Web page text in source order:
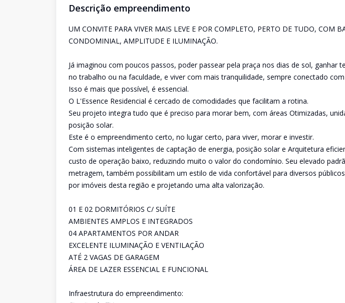
Descrição empreendimento
UM CONVITE PARA VIVER MAIS LEVE E POR COMPLETO, PERTO DE TUDO, COM
CONDOMINIAL, AMPLITUDE E ILUMINAÇÃO.
Já imaginou com poucos passos, poder passear pela praça nos dias de sol, ganhar
no trabalho ou na faculdade, e viver com mais tranquilidade, sempre conectado
Isso é mais que possível, é essencial.
O L'Essence Residencial é cercado de comodidades que facilitam a rotina.
Seu projeto integra tudo que é preciso para morar bem, com áreas Otimizadas,
posição solar.
Este é o empreendimento certo, no lugar certo, para viver, morar e investir.
Com sistemas inteligentes de captação de energia, posição solar e Arquitetura
custo de operação baixo, reduzindo muito o valor do condomínio. Seu elevado
metragem, também possibilitam um estilo de vida confortável para diversos
por imóveis desta região e projetando uma alta valorização.
01 E 02 DORMITÓRIOS C/ SUÍTE
AMBIENTES AMPLOS E INTEGRADOS
04 APARTAMENTOS POR ANDAR
EXCELENTE ILUMINAÇÃO E VENTILAÇÃO
ATÉ 2 VAGAS DE GARAGEM
ÁREA DE LAZER ESSENCIAL E FUNCIONAL
Infraestrutura do empreendimento: